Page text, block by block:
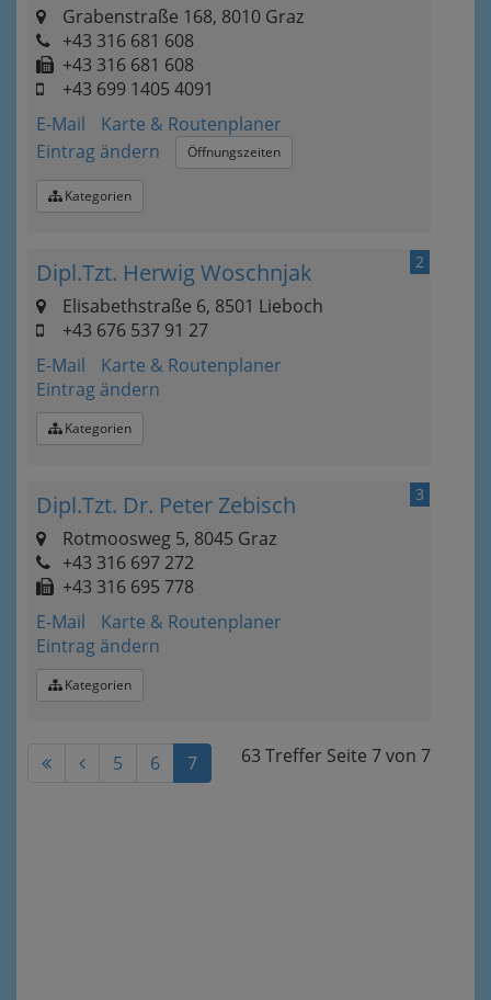
Grabenstraße 168, 8010 Graz
+43 316 681 608
+43 316 681 608
+43 699 1405 4091
E-Mail
Karte & Routenplaner
Eintrag ändern
Öffnungszeiten
Kategorien
2
Dipl.Tzt. Herwig Woschnjak
Elisabethstraße 6, 8501 Lieboch
+43 676 537 91 27
E-Mail
Karte & Routenplaner
Eintrag ändern
Kategorien
3
Dipl.Tzt. Dr. Peter Zebisch
Rotmoosweg 5, 8045 Graz
+43 316 697 272
+43 316 695 778
E-Mail
Karte & Routenplaner
Eintrag ändern
Kategorien
63 Treffer Seite 7von 7
5 6 7